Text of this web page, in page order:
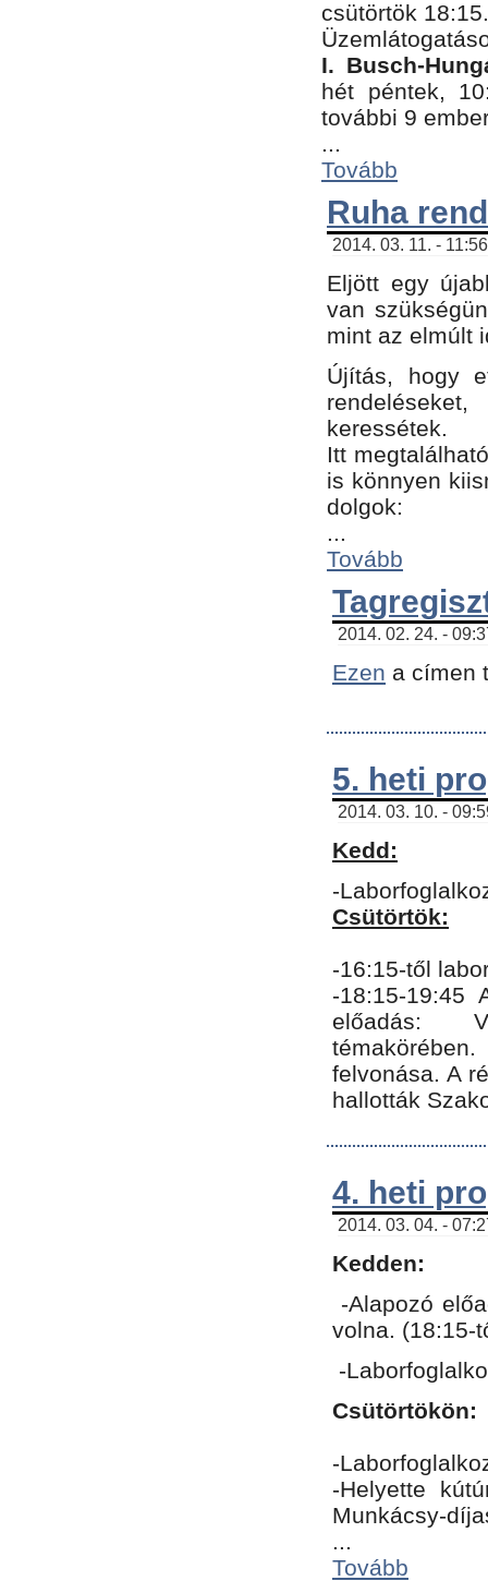
csütörtök 18:15.
I. Busch-
hét péntek,
további 9
...
Tovább
Ruha
2014. 03. 11. -
Eljött egy
van
mint az elmúlt
Újítás, hogy
keressétek.
Itt
is könnyen
dolgok:
...
Tovább
2014. 02. 24. -
Ezen a címen
5. heti
2014. 03. 10. -
Kedd:
-
Csütörtök:
-16:15-től
-18:15-19:45
előadás:
felvonása. A
hallották
4. heti
2014. 03. 04. -
Kedden:
-Alapozó
volna. (18:15-
-
Csütörtökön:
-
-Helyette
Munkácsy-
...
Tovább